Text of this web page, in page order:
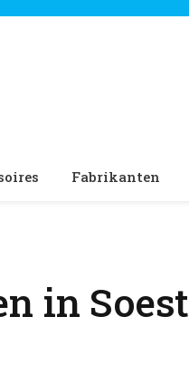
Fabrikanten
in Soest